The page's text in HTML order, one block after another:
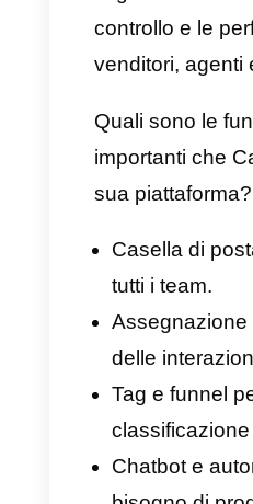
più
America
WhatsApp.
tutte quelle
bisogno di
e di una
Questo
permette di